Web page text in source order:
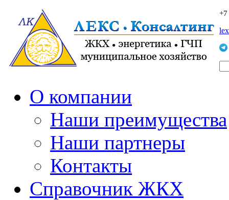
О компании
Наши преимущества
Наши партнеры
Контакты
Справочник ЖКХ